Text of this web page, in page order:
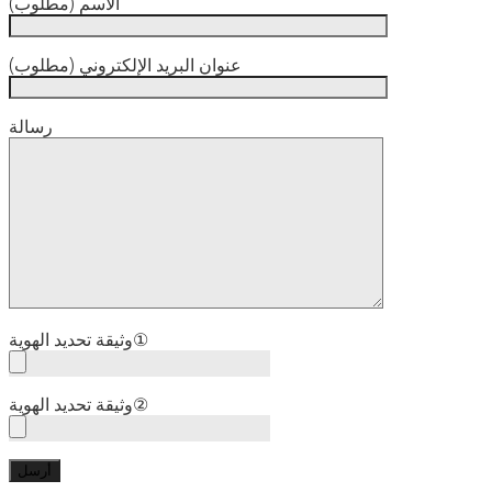
عنوان البريد الإلكتروني (مطلوب)
رسالة
وثيقة تحديد الهوية①
وثيقة تحديد الهوية②